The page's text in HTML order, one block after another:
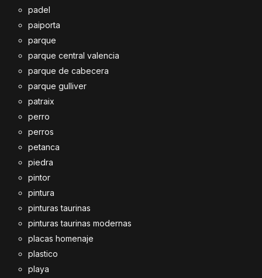
padel
paiporta
parque
parque central valencia
parque de cabecera
parque gulliver
patraix
perro
perros
petanca
piedra
pintor
pintura
pinturas taurinas
pinturas taurinas modernas
placas homenaje
plastico
playa